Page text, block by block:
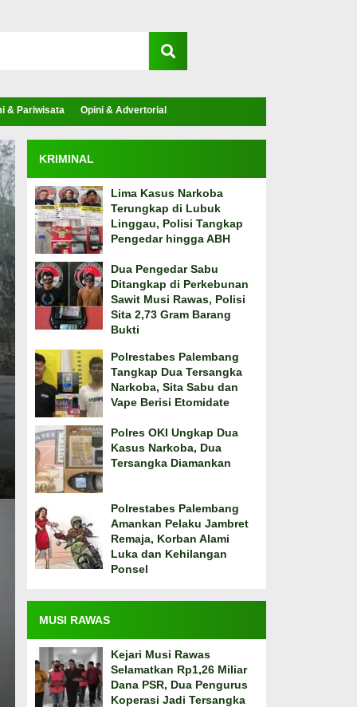
& Pariwisata Opini & Advertorial
KRIMINAL
Lima Kasus Narkoba
Terungkap di Lubuk
Linggau, Polisi Tangkap
Pengedar hingga ABH
Dua Pengedar Sabu
Ditangkap di Perkebunan
Sawit Musi Rawas, Polisi
Sita 2,73 Gram Barang
Bukti
Polrestabes Palembang
Tangkap Dua Tersangka
Narkoba, Sita Sabu dan
Vape Berisi Etomidate
Polres OKI Ungkap Dua
Kasus Narkoba, Dua
Tersangka Diamankan
Polrestabes Palembang
Amankan Pelaku Jambret
Remaja, Korban Alami
Luka dan Kehilangan
Ponsel
MUSI RAWAS
Kejari Musi Rawas
Selamatkan Rp1,26 Miliar
Dana PSR, Dua Pengurus
Koperasi Jadi Tersangka